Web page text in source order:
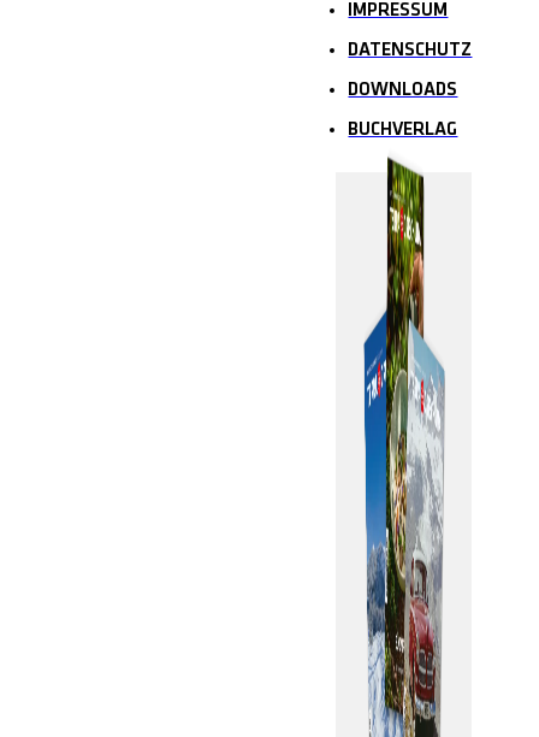
IMPRESSUM
DATENSCHUTZ
DOWNLOADS
BUCHVERLAG